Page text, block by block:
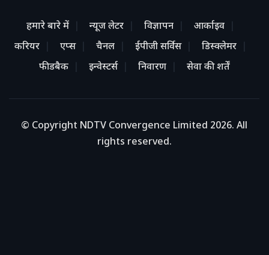
हमारे बारे में न्यूज लेटर विज्ञापन
आर्काइव
करियर
एप्स चैनल ईपीजी सर्विस
डिस्क्लेमर
फीडबैक
इन्वेस्टर्स निवारण सेवा की शर्तें
© Copyright NDTV Convergence Limited 2026. All
rights reserved.